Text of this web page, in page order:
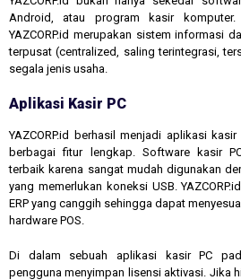
Android, atau program kasir komputer.
YAZCORP.id merupakan sistem informasi
terpusat (centralized, saling terintegrasi,
segala jenis usaha.
Aplikasi Kasir PC
YAZCORP.id berhasil menjadi aplikasi
berbagai fitur lengkap. Software kasir
terbaik karena sangat mudah digunakan
yang memerlukan koneksi USB.
ERP yang canggih sehingga dapat
hardware POS.
Di dalam sebuah aplikasi kasir PC
pengguna menyimpan lisensi aktivasi. Jika